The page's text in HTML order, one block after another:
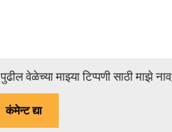
पुढील वेळेच्या माझ्या टिप्पणी साठी